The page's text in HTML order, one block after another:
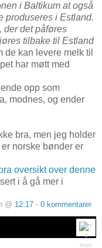
i Baltikum at også
produseres i Estland.
der det påføres
tilbake til Estland
de kan levere melk til
har møtt med
opp som
modnes, og ender
bra, men jeg holder
norske bønder er
oversikt over denne
i å gå mer i
@ 12:17 - 0 kommentarer